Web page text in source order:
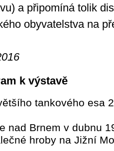
a připomíná tolik
obyvatelstva na
k výstavě
tankového esa
nad Brnem v dubnu
hroby na Jižní